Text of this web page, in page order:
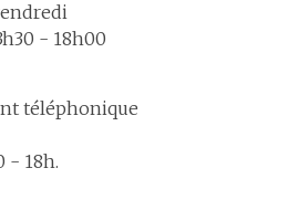
- 18h00
téléphonique
- 18h.